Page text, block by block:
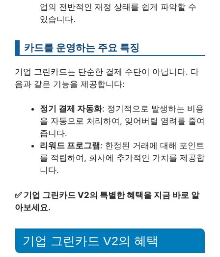
업의 전반적인 재정 상태를 쉽게 파악할 수
있습니다.
카드를 운영하는 주요 특징
기업 그린카드는 단순한 결제 수단이 아닙니다. 다
음과 같은 기능을 제공합니다:
정기 결제 자동화: 정기적으로 발생하는 비용
을 자동으로 처리하여, 잊어버릴 염려를 줄여
줍니다.
리워드 프로그램: 한정된 거래에 대해 포인트
를 적립하여, 회사에 추가적인 가치를 제공합
니다.
✅ 기업 그린카드 V2의 특별한 혜택을 지금 바로 알
아보세요.
기업 그린카드 V2의 혜택